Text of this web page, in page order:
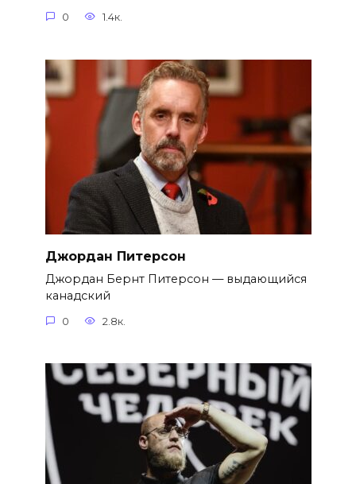
0 1.4к.
Джордан Питерсон
Джордан Бернт Питерсон — выдающийся
канадский
0 2.8к.